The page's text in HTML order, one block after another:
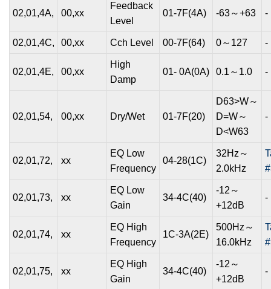
02,01,4A, 00,xx
Feedback
Level
01-7F(4A) -63～+63 -
02,01,4C, 00,xx Cch Level 00-7F(64) 0～127 -
02,01,4E, 00,xx
High
Damp
01- 0A(0A) 0.1～1.0 -
02,01,54, 00,xx Dry/Wet 01-7F(20)
D63>W～
D=W～
D<W63
-
02,01,72, xx
EQ Low
Frequency
04-28(1C)
32Hz～
2.0kHz
02,01,73, xx
EQ Low
Gain
34-4C(40)
-12～
+12dB
-
02,01,74, xx
EQ High
Frequency
1C-3A(2E)
500Hz～
16.0kHz
02,01,75, xx
EQ High
Gain
34-4C(40)
-12～
+12dB
-